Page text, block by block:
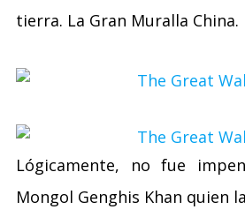
tierra. La Gran Muralla China.
Lógicamente, no fue
Mongol Genghis Khan quien